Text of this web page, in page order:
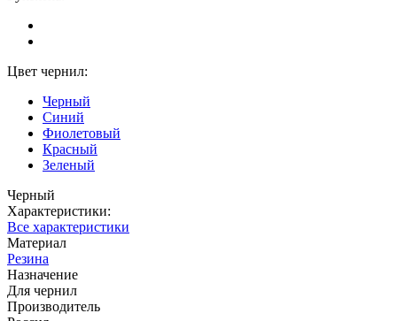
Цвет чернил:
Черный
Синий
Фиолетовый
Красный
Зеленый
Черный
Характеристики:
Все характеристики
Материал
Резина
Назначение
Для чернил
Производитель